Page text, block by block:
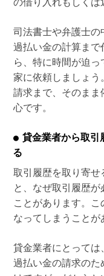
の借り入れもしくは
司法書士や弁護士の
過払い金の計算まで
ら、特に時間が迫
家に依頼しましょう
請求まで、そのまま
心です。
貸金業者から取引
る
取引履歴を取り寄せ
と、なぜ取引履歴
ことがあります。
なってしまうことが
貸金業者にとっては
過払い金の請求のた